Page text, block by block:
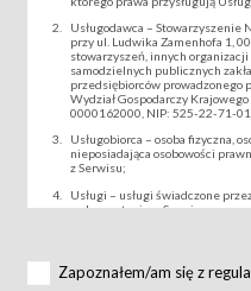
Usługodawca –
przy ul. Ludwika Zamenhofa 1,
stowarzyszeń, innych
samodzielnych publicznych
przedsiębiorców prowadzonego
Wydział Gospodarczy
0000162000, NIP: 525-22-71-
Usługobiorca – osoba fizyczna,
nieposiadająca osobowości
z Serwisu;
Usługi – usługi świadczone
wykorzystaniem Serwisu;
za pośrednictwem Serwisu;
Zapoznałem/am się z